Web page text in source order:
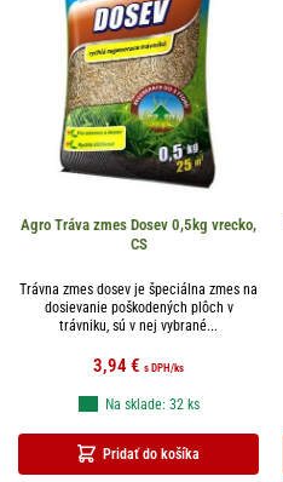
Agro Tráva zmes Dosev 0,5kg vrecko,
CS
Trávna zmes dosev je špeciálna zmes na
dosievanie poškodených plôch v
trávniku, sú v nej vybrané...
3,94 € s DPH /ks
Pridať do košíka
Na sklade: 32 ks